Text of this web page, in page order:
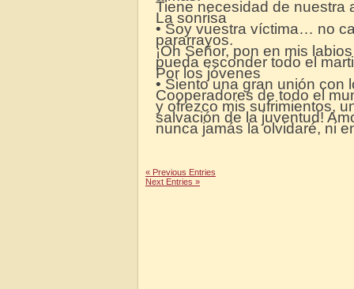
Tiene necesidad de nuestra
La sonrisa
• Soy vuestra víctima… no
pararrayos.
¡Oh Señor, pon en mis
pueda esconder todo el
Por los jóvenes
• Siento una gran unión con
Cooperadores de todo el
y ofrezco mis sufrimientos,
salvación de la juventud!
nunca jamás la olvidaré, ni
« Previous Entries
Next Entries »